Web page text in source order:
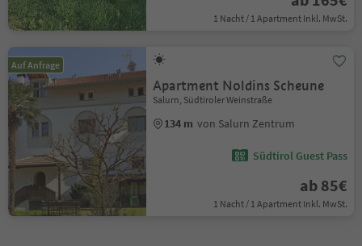
1 Nacht / 1 Apartment Inkl. MwSt.
Auf Anfrage
Apartment Noldins Scheune
Salurn, Südtiroler Weinstraße
134 m von Salurn Zentrum
Südtirol Guest Pass
ab 85€
1 Nacht / 1 Apartment Inkl. MwSt.